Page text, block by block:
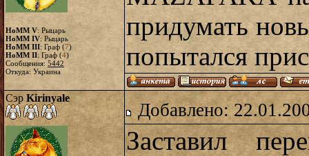
HoMM V: Рыцарь
HoMM IV: Рыцарь
HoMM III: Граф (7)
HoMM II: Граф (4)
Сообщения: 5442
Откуда: Украина
придумать
попытался
Сэр Kirinyale
Добавлено:
Заставил